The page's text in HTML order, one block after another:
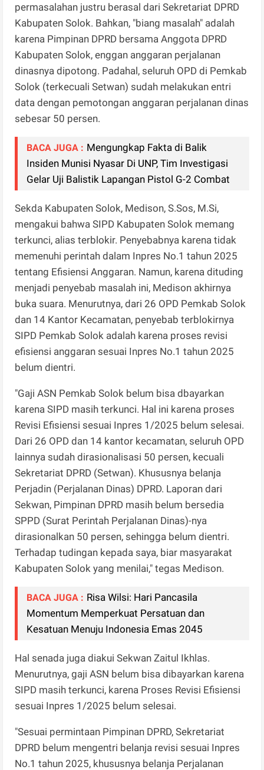
permasalahan justru berasal dari Sekretariat DPRD
Kabupaten Solok. Bahkan, "biang masalah" adalah
karena Pimpinan DPRD bersama Anggota DPRD
Kabupaten Solok, enggan anggaran perjalanan
dinasnya dipotong. Padahal, seluruh OPD di Pemkab
Solok (terkecuali Setwan) sudah melakukan entri
data dengan pemotongan anggaran perjalanan dinas
sebesar 50 persen.
BACA JUGA : Mengungkap Fakta di Balik
Insiden Munisi Nyasar Di UNP, Tim Investigasi
Gelar Uji Balistik Lapangan Pistol G-2 Combat
Sekda Kabupaten Solok, Medison, S.Sos, M.Si,
mengakui bahwa SIPD Kabupaten Solok memang
terkunci, alias terblokir. Penyebabnya karena tidak
memenuhi perintah dalam Inpres No.1 tahun 2025
tentang Efisiensi Anggaran. Namun, karena dituding
menjadi penyebab masalah ini, Medison akhirnya
buka suara. Menurutnya, dari 26 OPD Pemkab Solok
dan 14 Kantor Kecamatan, penyebab terblokirnya
SIPD Pemkab Solok adalah karena proses revisi
efisiensi anggaran sesuai Inpres No.1 tahun 2025
belum dientri.
"Gaji ASN Pemkab Solok belum bisa dbayarkan
karena SIPD masih terkunci. Hal ini karena proses
Revisi Efisiensi sesuai Inpres 1/2025 belum selesai.
Dari 26 OPD dan 14 kantor kecamatan, seluruh OPD
lainnya sudah dirasionalisasi 50 persen, kecuali
Sekretariat DPRD (Setwan). Khususnya belanja
Perjadin (Perjalanan Dinas) DPRD. Laporan dari
Sekwan, Pimpinan DPRD masih belum bersedia
SPPD (Surat Perintah Perjalanan Dinas)-nya
dirasionalkan 50 persen, sehingga belum dientri.
Terhadap tudingan kepada saya, biar masyarakat
Kabupaten Solok yang menilai," tegas Medison.
BACA JUGA : Risa Wilsi: Hari Pancasila
Momentum Memperkuat Persatuan dan
Kesatuan Menuju Indonesia Emas 2045
Hal senada juga diakui Sekwan Zaitul Ikhlas.
Menurutnya, gaji ASN belum bisa dibayarkan karena
SIPD masih terkunci, karena Proses Revisi Efisiensi
sesuai Inpres 1/2025 belum selesai.
"Sesuai permintaan Pimpinan DPRD, Sekretariat
DPRD belum mengentri belanja revisi sesuai Inpres
No.1 tahun 2025, khususnya belanja Perjalanan